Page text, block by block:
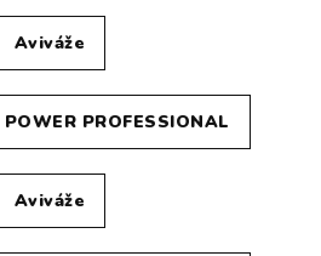
Aviváže
PROFESSIONAL
Aviváže